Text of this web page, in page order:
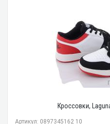
Кроссовки,
Артикул: 0897345162 10